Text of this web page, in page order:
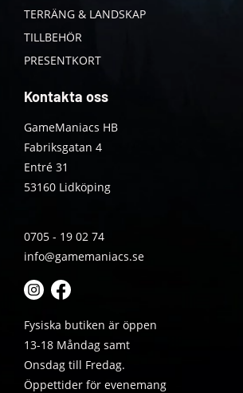
TERRÄNG & LANDSKAP
TILLBEHÖR
PRESENTKORT
Kontakta oss
GameManiacs HB
Fabriksgatan 4
Entré 31
53160 Lidköping
0705 - 19 02 74
info@gamemaniacs.se
Fysiska butiken är öppen
13-18 Måndag samt
Onsdag till Fredag.
Öppettider för evenemang